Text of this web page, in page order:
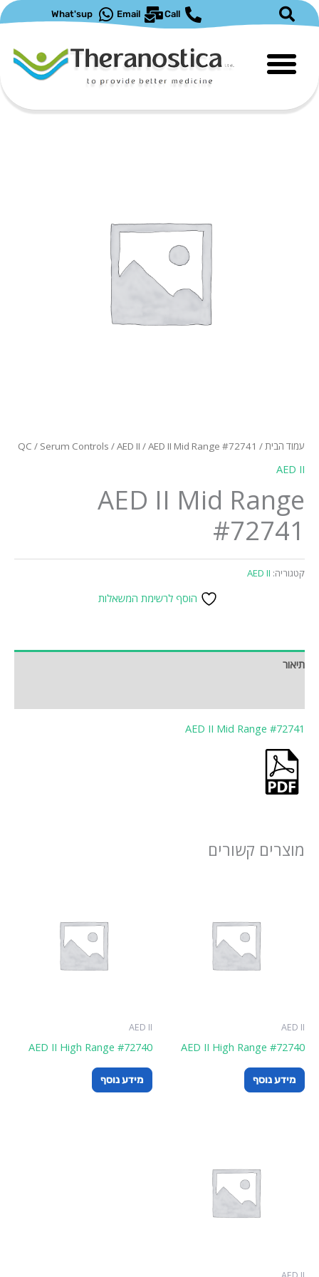
Call
Email
What'sup
עמוד הבית/
QC / Serum Controls /AED II / AED II Mid Range #72741
AED II
AED II Mid Range
#72741
קטגוריה: AED II
הוסף לרשימת המשאלות
תיאור
AED II Mid Range #72741
מוצרים קשורים
AED II
AED II High Range #72740
מידע נוסף
AED II
AED II High Range #72740
מידע נוסף